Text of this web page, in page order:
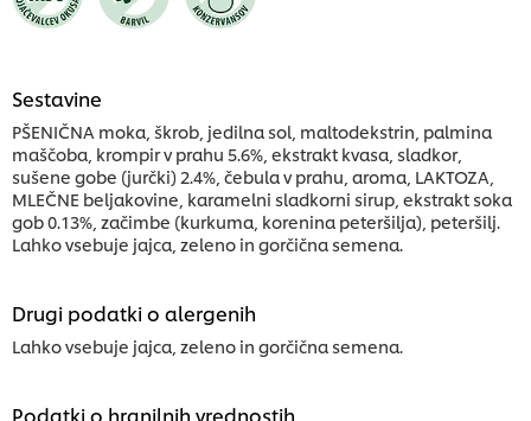
Sestavine
PŠENIČNA moka, škrob, jedilna sol, maltodekstrin, palmina
maščoba, krompir v prahu 5.6%, ekstrakt kvasa, sladkor,
sušene gobe (jurčki) 2.4%, čebula v prahu, aroma, LAKTOZA,
MLEČNE beljakovine, karamelni sladkorni sirup, ekstrakt soka
gob 0.13%, začimbe (kurkuma, korenina peteršilja), peteršilj.
Lahko vsebuje jajca, zeleno in gorčična semena.
Drugi podatki o alergenih
Lahko vsebuje jajca, zeleno in gorčična semena.
Podatki o hranilnih vrednostih